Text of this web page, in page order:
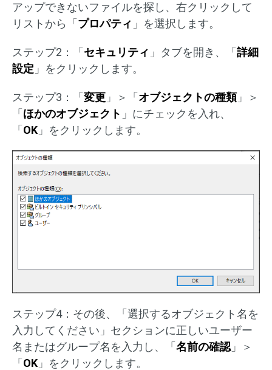
アップできないファイルを探し、右クリックして
リストから「 プロパティ 」を選択します。
ステップ2：「 セキュリティ 」タブを開き、「 詳細
設定 」をクリックします。
ステップ3：「 変更 」＞「 オブジェクトの種類」＞
「 ほかのオブジェクト 」にチェックを入れ、
「 OK 」をクリックします。
ステップ4：その後、「選択するオブジェクト名を
入力してください」セクションに正しいユーザー
名またはグループ名を入力し、「名前の確認」＞
「OK 」をクリックします。